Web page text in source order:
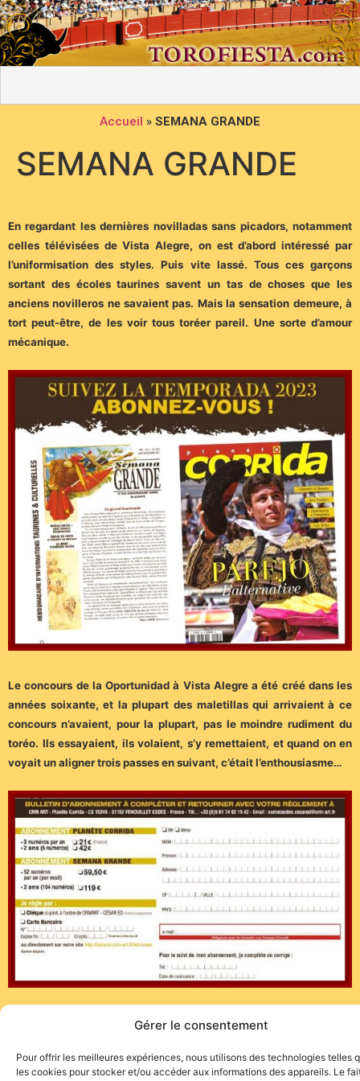
Gérer le consentement
Pour offrir les meilleures expériences, nous utilisons des technologies telles
les cookies pour stocker et/ou accéder aux informations des appareils. Le
Accueil » SEMANA GRANDE
SEMANA GRANDE
En regardant les dernières novilladas sans picadors, notamment
celles télévisées de Vista Alegre, on est d’abord intéressé par
l’uniformisation des styles. Puis vite lassé. Tous ces garçons
sortant des écoles taurines savent un tas de choses que les
anciens novilleros ne savaient pas. Mais la sensation demeure, à
tort peut-être, de les voir tous toréer pareil. Une sorte d’amour
mécanique.
Le concours de la Oportunidad à Vista Alegre a été créé dans les
années soixante, et la plupart des maletillas qui arrivaient à ce
concours n’avaient, pour la plupart, pas le moindre rudiment du
toréo. Ils essayaient, ils volaient, s’y remettaient, et quand on en
voyait un aligner trois passes en suivant, c’était l’enthousiasme…
Avec aussi les rubriques sur les actualités, les échos du callejón,